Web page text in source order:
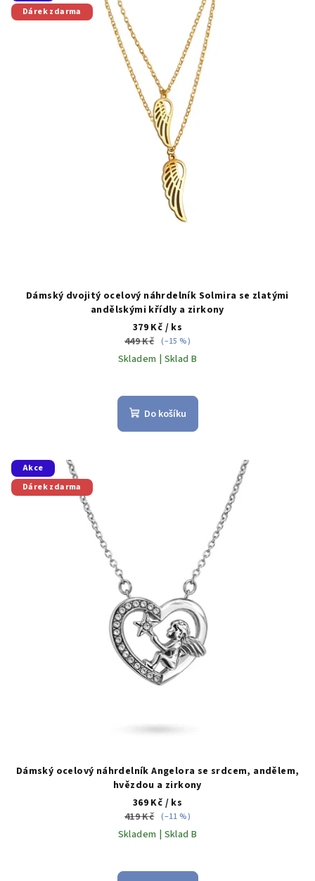
Dárek zdarma
Dámský dvojitý ocelový náhrdelník Solmira se zlatými
andělskými křídly a zirkony
379 Kč / ks
449 Kč (–15 %)
Skladem | Sklad B
Do košíku
Akce
Dárek zdarma
Dámský ocelový náhrdelník Angelora se srdcem, andělem,
hvězdou a zirkony
369 Kč / ks
419 Kč (–11 %)
Skladem | Sklad B